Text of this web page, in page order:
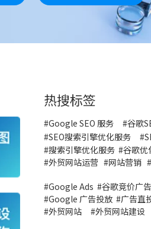
热搜标签
#Google SEO 服务 #谷歌
#SEO搜索引擎优化服务 #
#搜索引擎优化服务 #谷歌优
#外贸网站运营 #网站营销 #
#Google Ads #谷歌竞价广告
#Google 广告投放 #广告直
#外贸网站 #外贸网站建设